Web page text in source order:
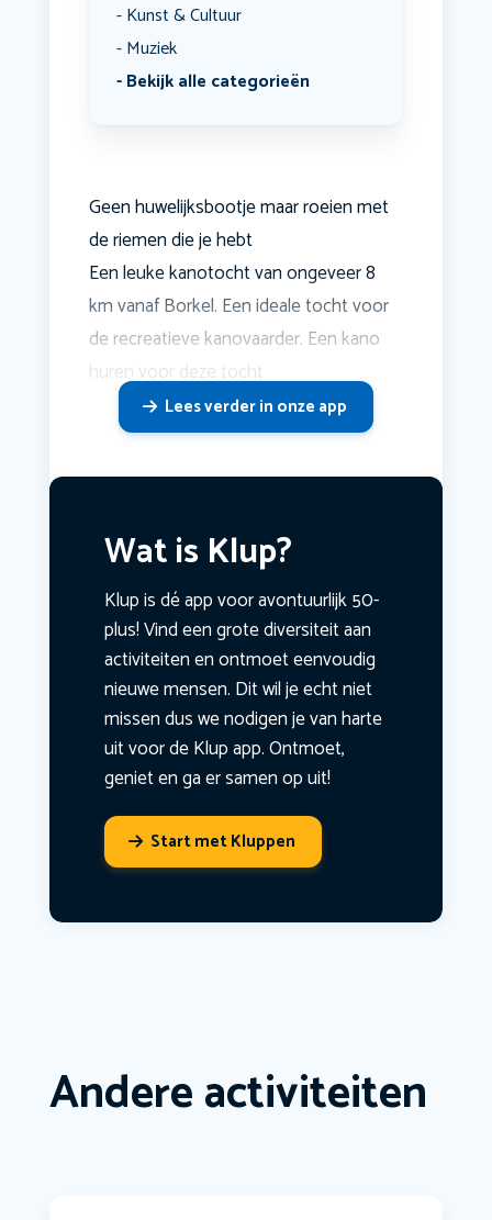
Kunst & Cultuur
Muziek
Bekijk alle categorieën
Geen huwelijksbootje maar roeien met
de riemen die je hebt
Een leuke kanotocht van ongeveer 8
km vanaf Borkel. Een ideale tocht voor
de recreatieve kanovaarder. Een kano
huren voor deze tocht
Lees verder in onze app
Wat is Klup?
Klup is dé app voor avontuurlijk 50-
plus! Vind een grote diversiteit aan
activiteiten en ontmoet eenvoudig
nieuwe mensen. Dit wil je echt niet
missen dus we nodigen je van harte
uit voor de Klup app. Ontmoet,
geniet en ga er samen op uit!
Start met Kluppen
Andere activiteiten